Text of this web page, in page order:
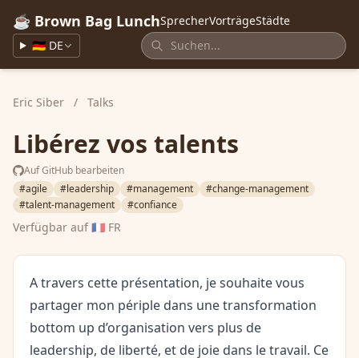
☕ Brown Bag LunchSprecherVorträgeStädte
🇩🇪 DE
Eric Siber / Talks
Libérez vos talents
Auf GitHub bearbeiten
#agile
#leadership #management
#change-management
#talent-management
#confiance
Verfügbar auf🇫🇷 FR
A travers cette présentation, je souhaite vous
partager mon périple dans une transformation
bottom up d’organisation vers plus de
leadership, de liberté, et de joie dans le travail. Ce